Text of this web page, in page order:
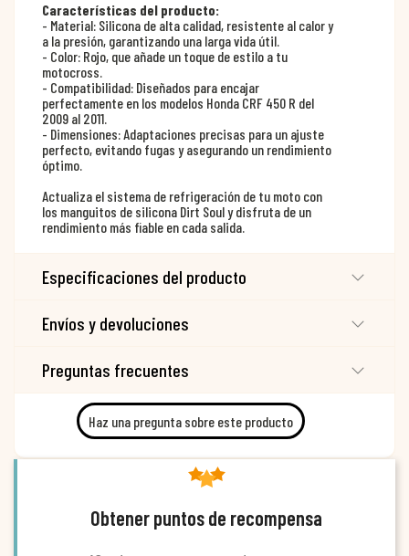
Características del producto:
- Material: Silicona de alta calidad, resistente al calor y
a la presión, garantizando una larga vida útil.
- Color: Rojo, que añade un toque de estilo a tu
motocross.
- Compatibilidad: Diseñados para encajar
perfectamente en los modelos Honda CRF 450 R del
2009 al 2011.
- Dimensiones: Adaptaciones precisas para un ajuste
perfecto, evitando fugas y asegurando un rendimiento
óptimo.
Actualiza el sistema de refrigeración de tu moto con
los manguitos de silicona Dirt Soul y disfruta de un
rendimiento más fiable en cada salida.
Especificaciones del producto
Envíos y devoluciones
Preguntas frecuentes
Haz una pregunta sobre este producto
Obtener puntos de recompensa